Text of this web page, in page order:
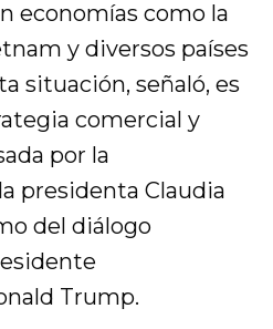
economías como la
y diversos países
situación, señaló, es
comercial y
por la
presidenta Claudia
del diálogo
Trump.